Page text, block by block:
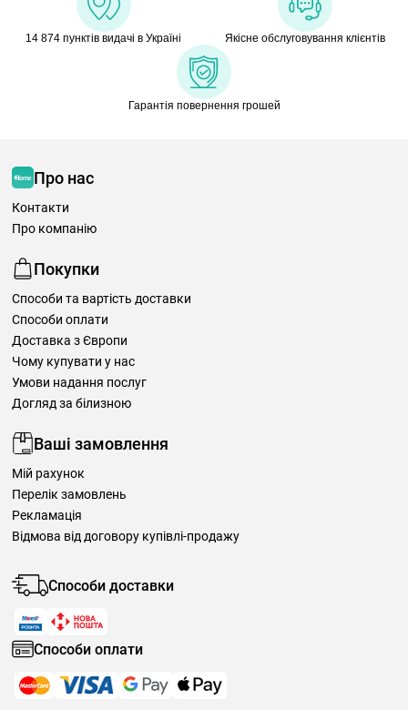
14 874 пунктів видачі в Україні Якісне обслуговування клієнтів
Гарантія повернення грошей
Про нас
Контакти
Про компанію
Покупки
Способи та вартість доставки
Способи оплати
Доставка з Європи
Чому купувати у нас
Умови надання послуг
Догляд за білизною
Ваші замовлення
Мій рахунок
Перелік замовлень
Рекламація
Відмова від договору купівлі-продажу
Способи доставки
Способи оплати